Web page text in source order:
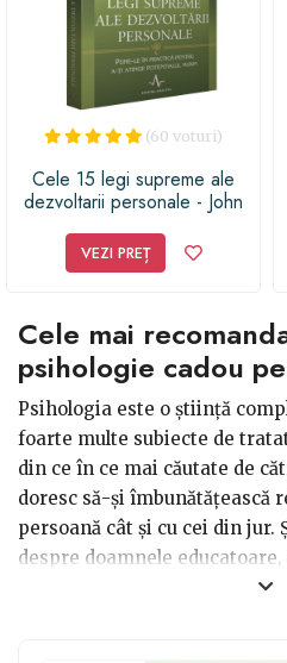
(60 voturi)
Cele 15 legi supreme ale
dezvoltarii personale - John
VEZI PREȚ
Cele mai
psihologie cadou
Psihologia este o știință
foarte multe subiecte de
din ce în ce mai căutate de
doresc să-și îmbunătățească
persoană cât și cu cei din jur.
despre doamnele
reprezintă cartea Nu există